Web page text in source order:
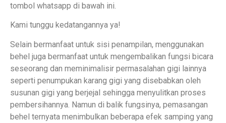
tombol whatsapp di bawah ini.
Kami tunggu kedatangannya ya!
Selain bermanfaat untuk sisi penampilan, menggunakan
behel juga bermanfaat untuk mengembalikan fungsi bicara
seseorang dan meminimalisir permasalahan gigi lainnya
seperti penumpukan karang gigi yang disebabkan oleh
susunan gigi yang berjejal sehingga menyulitkan proses
pembersihannya. Namun di balik fungsinya, pemasangan
behel ternyata menimbulkan beberapa efek samping yang